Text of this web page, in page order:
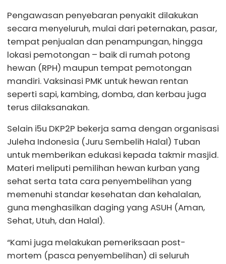
Pengawasan penyebaran penyakit dilakukan
secara menyeluruh, mulai dari peternakan, pasar,
tempat penjualan dan penampungan, hingga
lokasi pemotongan – baik di rumah potong
hewan (RPH) maupun tempat pemotongan
mandiri. Vaksinasi PMK untuk hewan rentan
seperti sapi, kambing, domba, dan kerbau juga
terus dilaksanakan.
Selain i5u DKP2P bekerja sama dengan organisasi
Juleha Indonesia (Juru Sembelih Halal) Tuban
untuk memberikan edukasi kepada takmir masjid.
Materi meliputi pemilihan hewan kurban yang
sehat serta tata cara penyembelihan yang
memenuhi standar kesehatan dan kehalalan,
guna menghasilkan daging yang ASUH (Aman,
Sehat, Utuh, dan Halal).
“Kami juga melakukan pemeriksaan post-
mortem (pasca penyembelihan) di seluruh